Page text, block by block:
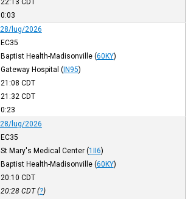
0:03
28/lug/2026
EC35
Baptist Health-Madisonville (60KY)
Gateway Hospital (IN95)
21:08 CDT
21:32 CDT
0:23
28/lug/2026
EC35
St Mary's Medical Center (1II6)
Baptist Health-Madisonville (60KY)
20:10 CDT
20:28 CDT(?)